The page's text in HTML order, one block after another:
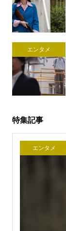
エンタメ
特集記事
エンタメ